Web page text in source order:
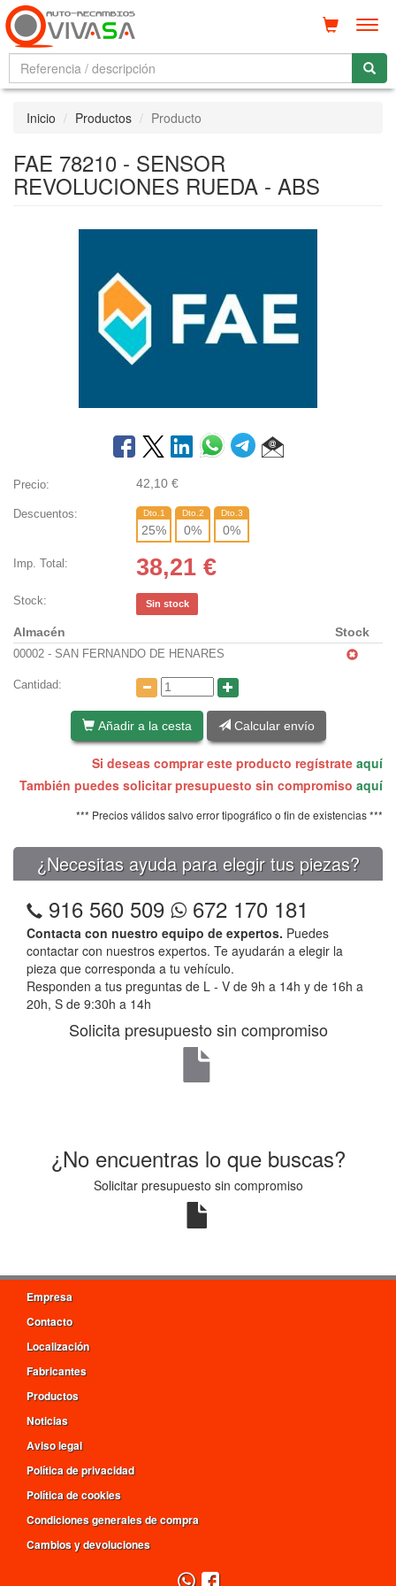
Inicio Productos Producto
FAE 78210 - SENSOR
REVOLUCIONES RUEDA - ABS
Precio: 42,10 €
Descuentos: Dto.1
25%
Dto.2
0%
Dto.3
0%
Imp. Total: 38,21 €
Stock: Sin stock
Almacén Stock
00002 - SAN FERNANDO DE HENARES
Cantidad:
Añadir a la cesta Calcular envío
Si deseas comprar este producto regístrate aquí
También puedes solicitar presupuesto sin compromiso aquí
*** Precios válidos salvo error tipográfico o fin de existencias ***
¿Necesitas ayuda para elegir tus piezas?
916 560 509 672 170 181
Contacta con nuestro equipo de expertos. Puedes
contactar con nuestros expertos. Te ayudarán a elegir la
pieza que corresponda a tu vehículo.
Responden a tus preguntas de L - V de 9h a 14h y de 16h a
20h, S de 9:30h a 14h
Solicita presupuesto sin compromiso
¿No encuentras lo que buscas?
Solicitar presupuesto sin compromiso
Empresa
Contacto
Localización
Fabricantes
Productos
Noticias
Aviso legal
Política de privacidad
Política de cookies
Condiciones generales de compra
Cambios y devoluciones